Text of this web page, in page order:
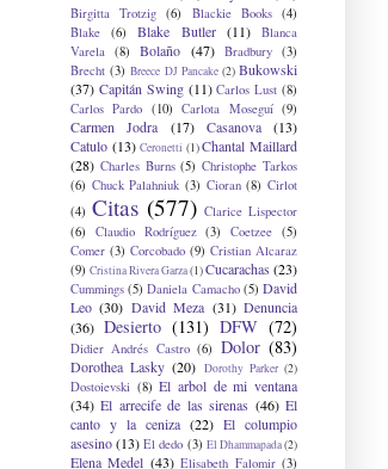
Birgitta Trotzig (6) Blackie Books (4)
Blake
(6) Blake Butler (11)
Blanca
Varela
(8) Bolaño (47) Bradbury (3)
Brecht (3) Breece DJ Pancake (2) Bukowski
(37) Capitán Swing (11) Carlos Lust (8)
Carlos Pardo (10) Carlota Moseguí (9)
Carmen Jodra (17) Casanova
(13)
Catulo (13) Ceronetti (1) Chantal Maillard
(28) Charles Burns (5) Christophe Tarkos
(6) Chuck Palahniuk (3) Cioran (8) Cirlot
(4) Citas (577) Clarice Lispector
(6)
Claudio Rodríguez (3) Coetzee (5)
Comer (3) Corcobado (9) Cristian Alcaraz
(9) Cristina Rivera Garza(1)Cucarachas (23)
Cummings (5) Daniela Camacho (5) David
Leo (30) David Meza (31) Denuncia
(36) Desierto (131) DFW (72)
Didier Andrés Castro (6) Dolor (83)
Dorothea Lasky (20) Dorothy Parker (2)
Dostoievski (8) El arbol de mi ventana
(34) El arrecife de las sirenas (46) El
canto y la ceniza (22) El columpio
asesino(13) El dedo (3) El Dhammapada(2)
Elena Medel (43) Elisabeth Falomir (3)